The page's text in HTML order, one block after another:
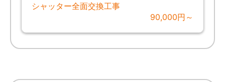
シャッター全面交換工事
90,000円～